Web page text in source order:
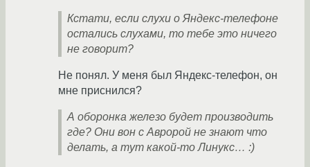
Кстати, если слухи о Яндекс-телефоне
остались слухами, то тебе это ничего
не говорит?
Не понял. У меня был Яндекс-телефон, он
мне приснился?
А оборонка железо будет производить
где? Они вон с Авророй не знают что
делать, а тут какой-то Линукс… :)